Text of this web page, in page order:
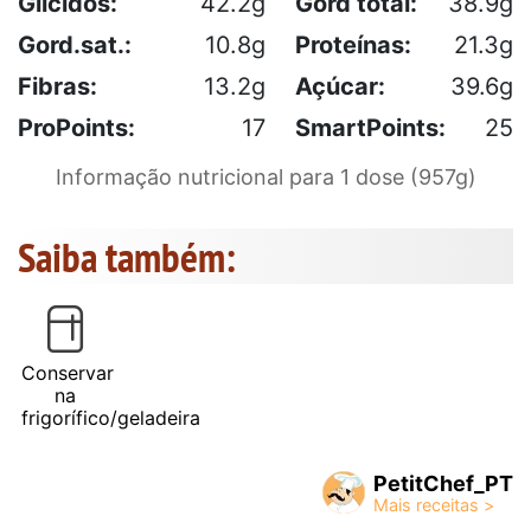
Gord.sat.:
10.8g Proteínas:
21.3g
Fibras:
13.2g Açúcar:
39.6g
ProPoints:
17 SmartPoints: 25
Informação nutricional para 1 dose (957g)
Saiba também:
Conservar
na
frigorífico/geladeira
PetitChef_PT